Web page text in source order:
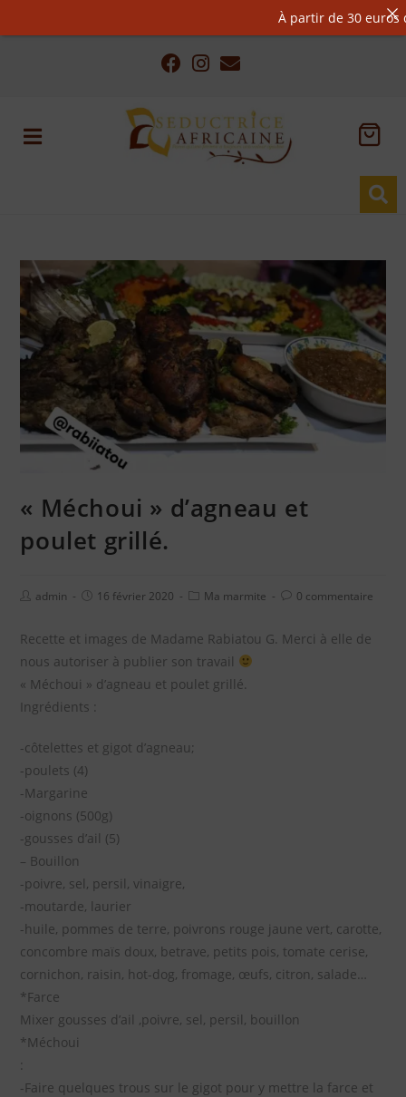
« Méchoui » d’agneau et
poulet grillé.
admin 16 février 2020 Ma marmite 0 commentaire
Recette et images de Madame Rabiatou G. Merci à elle de
nous autoriser à publier son travail
« Méchoui » d’agneau et poulet grillé.
Ingrédients :
-côtelettes et gigot d’agneau;
-poulets (4)
-Margarine
-oignons (500g)
-gousses d’ail (5)
– Bouillon
-poivre, sel, persil, vinaigre,
-moutarde, laurier
-huile, pommes de terre, poivrons rouge jaune vert, carotte,
concombre maïs doux, betrave, petits pois, tomate cerise,
cornichon, raisin, hot-dog, fromage, œufs, citron, salade…
*Farce
Mixer gousses d’ail ,poivre, sel, persil, bouillon
*Méchoui
:
-Faire quelques trous sur le gigot pour y mettre la farce et
À partir de 30 euros